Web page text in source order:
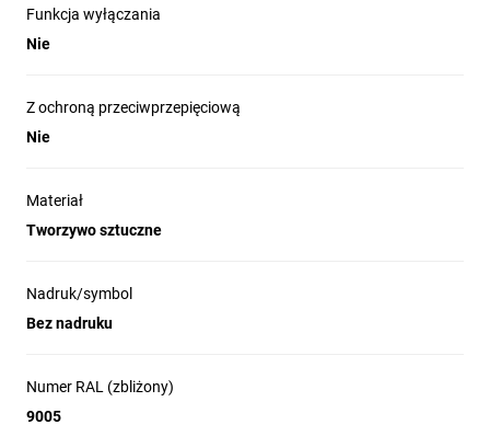
Funkcja wyłączania
Nie
Z ochroną przeciwprzepięciową
Nie
Materiał
Tworzywo sztuczne
Nadruk/symbol
Bez nadruku
Numer RAL (zbliżony)
9005